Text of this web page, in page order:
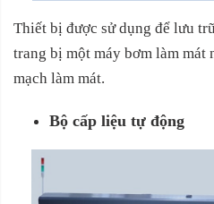
Thiết bị được sử dụng để lưu
trang bị một máy bơm làm mát
mạch làm mát.
Bộ cấp liệu tự động